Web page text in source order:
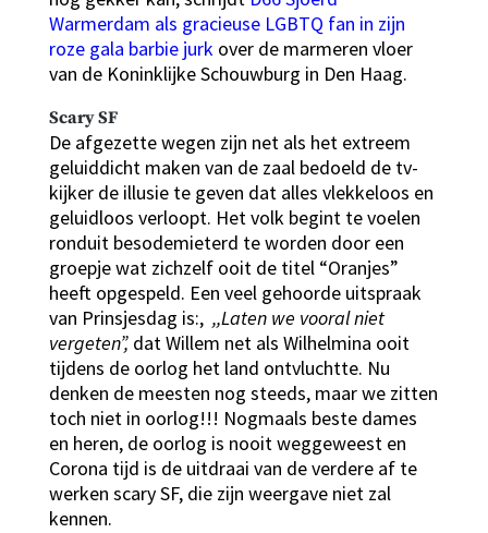
Warmerdam als gracieuse LGBTQ fan in zijn
roze gala barbie jurkover de marmeren vloer
van de Koninklijke Schouwburg in Den Haag.
Scary SF
De afgezette wegen zijn net als het extreem
geluiddicht maken van de zaal bedoeld de tv-
kijker de illusie te geven dat alles vlekkeloos en
geluidloos verloopt. Het volk begint te voelen
ronduit besodemieterd te worden door een
groepje wat zichzelf ooit de titel “Oranjes”
heeft opgespeld. Een veel gehoorde uitspraak
van Prinsjesdag is:, ,,Laten we vooral niet
vergeten”,dat Willem net als Wilhelmina ooit
tijdens de oorlog het land ontvluchtte. Nu
denken de meesten nog steeds, maar we zitten
toch niet in oorlog!!! Nogmaals beste dames
en heren, de oorlog is nooit weggeweest en
Corona tijd is de uitdraai van de verdere af te
werken scary SF, die zijn weergave niet zal
kennen.